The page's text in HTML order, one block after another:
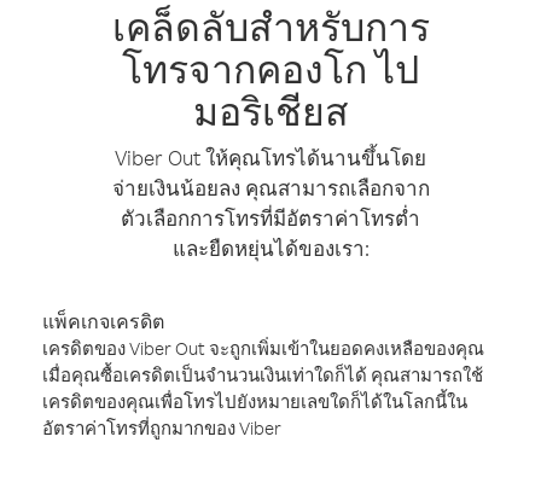
เคล็ดลับสำหรับการ
โทรจากคองโก ไป
มอริเชียส
Viber Out ให้คุณโทรได้นานขึ้นโดย
จ่ายเงินน้อยลง คุณสามารถเลือกจาก
ตัวเลือกการโทรที่มีอัตราค่าโทรต่ำ
และยืดหยุ่นได้ของเรา:
แพ็คเกจเครดิต
เครดิตของ Viber Out จะถูกเพิ่มเข้าในยอดคงเหลือของคุณ
เมื่อคุณซื้อเครดิตเป็นจำนวนเงินเท่าใดก็ได้ คุณสามารถใช้
เครดิตของคุณเพื่อโทรไปยังหมายเลขใดก็ได้ในโลกนี้ใน
อัตราค่าโทรที่ถูกมากของ Viber